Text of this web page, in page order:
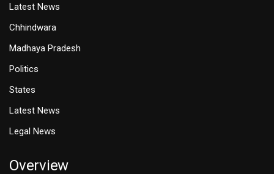
Latest News
Chhindwara
Madhaya Pradesh
Politics
States
Latest News
Legal News
Overview